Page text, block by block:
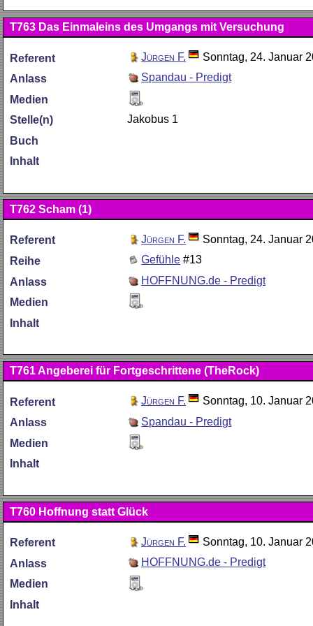
T763 Das Einmaleins des Umgangs mit Versuchung
Referent Jürgen F.
Sonntag, 24. Januar
Anlass
Spandau - Predigt
Medien
Stelle(n)
Jakobus 1
Buch
Inhalt
T762 Scham (1)
Referent Jürgen F.
Sonntag, 24. Januar
Reihe
Gefühle #13
Anlass
HOFFNUNG.de - Predigt
Medien
Inhalt
T761Angeberei für Fortgeschrittene (TheRock)
Referent Jürgen F.
Sonntag, 10. Januar
Anlass
Spandau - Predigt
Medien
Inhalt
T760 Hoffnung statt Glück
Referent Jürgen F.
Sonntag, 10. Januar
Anlass
HOFFNUNG.de - Predigt
Medien
Inhalt